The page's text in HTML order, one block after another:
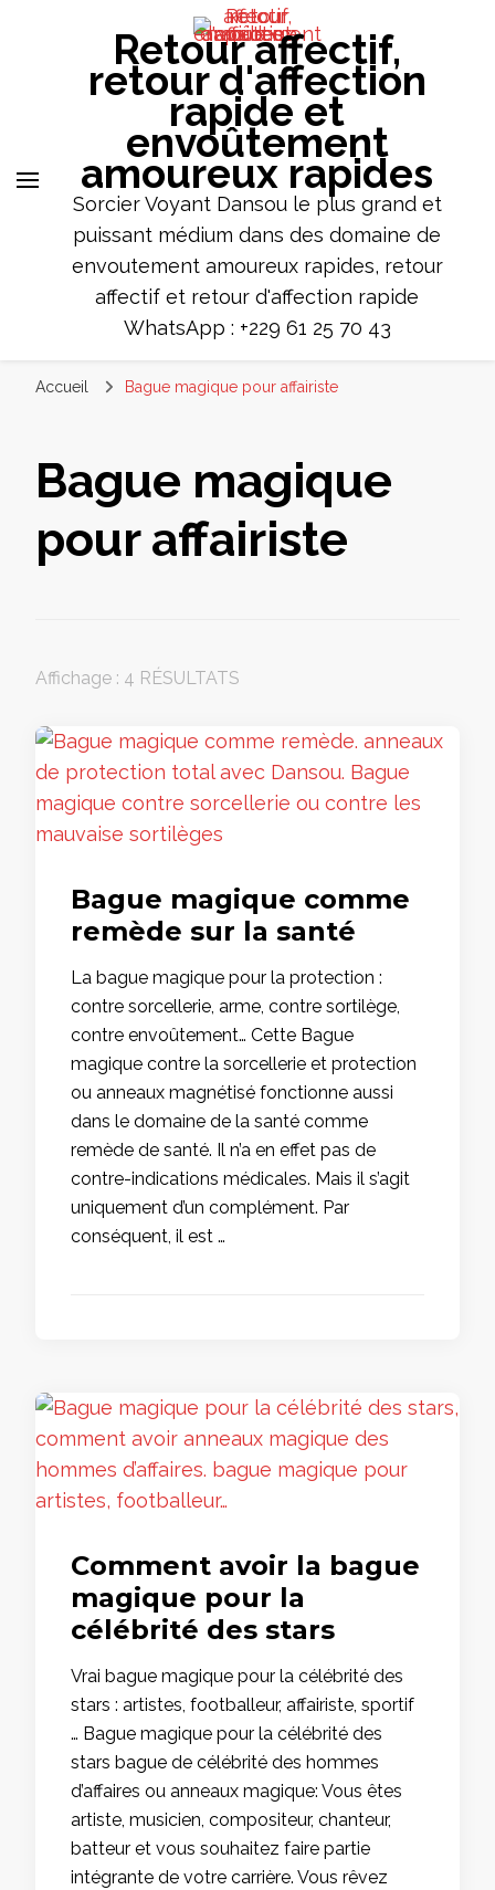
Retour affectif,
retour d'affection
rapide et
envoûtement
amoureux rapides
Sorcier Voyant Dansou le plus grand et
puissant médium dans des domaine de
envoutement amoureux rapides, retour
affectif et retour d'affection rapide
WhatsApp : +229 61 25 70 43
Accueil Bague magique pour affairiste
Bague magique
pour affairiste
Affichage : 4 RÉSULTATS
Bague magique comme
remède sur la santé
La bague magique pour la protection :
contre sorcellerie, arme, contre sortilège,
contre envoûtement… Cette Bague
magique contre la sorcellerie et protection
ou anneaux magnétisé fonctionne aussi
dans le domaine de la santé comme
remède de santé. Il n’a en effet pas de
contre-indications médicales. Mais il s’agit
uniquement d’un complément. Par
conséquent, il est …
Comment avoir la bague
magique pour la
célébrité des stars
Vrai bague magique pour la célébrité des
stars : artistes, footballeur, affairiste, sportif
… Bague magique pour la célébrité des
stars bague de célébrité des hommes
d’affaires ou anneaux magique: Vous êtes
artiste, musicien, compositeur, chanteur,
batteur et vous souhaitez faire partie
intégrante de votre carrière. Vous rêvez